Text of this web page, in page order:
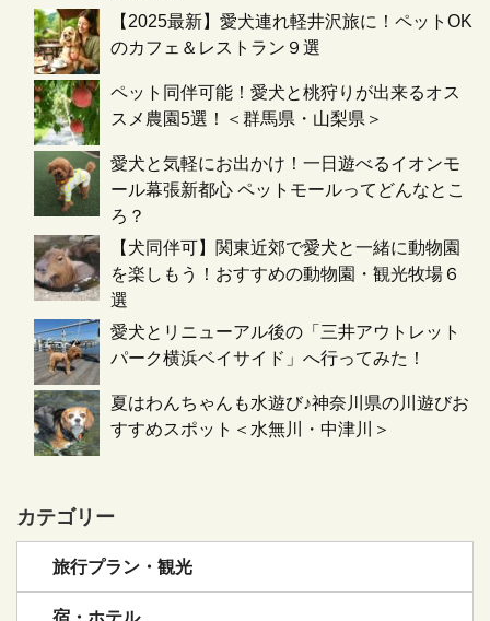
【2025最新】愛犬連れ軽井沢旅に！ペットOK
のカフェ＆レストラン９選
ペット同伴可能！愛犬と桃狩りが出来るオス
スメ農園5選！＜群馬県・山梨県＞
愛犬と気軽にお出かけ！一日遊べるイオンモ
ール幕張新都心 ペットモールってどんなとこ
ろ？
【犬同伴可】関東近郊で愛犬と一緒に動物園
を楽しもう！おすすめの動物園・観光牧場６
選
愛犬とリニューアル後の「三井アウトレット
パーク横浜ベイサイド」へ行ってみた！
夏はわんちゃんも水遊び♪神奈川県の川遊びお
すすめスポット＜水無川・中津川＞
カテゴリー
旅行プラン・観光
宿・ホテル